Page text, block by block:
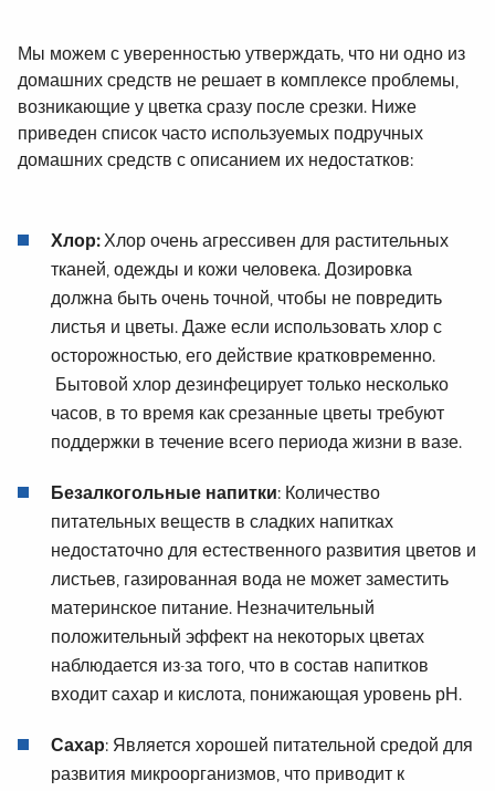
Мы можем с уверенностью утверждать, что ни одно из
домашних средств не решает в комплексе проблемы,
возникающие у цветка сразу после срезки. Ниже
приведен список часто используемых подручных
домашних средств с описанием их недостатков:
Хлор:Хлор очень агрессивен для растительных
тканей, одежды и кожи человека. Дозировка
должна быть очень точной, чтобы не повредить
листья и цветы. Даже если использовать хлор с
осторожностью, его действие кратковременно.
Бытовой хлор дезинфецирует только несколько
часов, в то время как срезанные цветы требуют
поддержки в течение всего периода жизни в вазе.
Безалкогольные напитки: Количество
питательных веществ в сладких напитках
недостаточно для естественного развития цветов и
листьев, газированная вода не может заместить
материнское питание. Незначительный
положительный эффект на некоторых цветах
наблюдается из-за того, что в состав напитков
входит сахар и кислота, понижающая уровень рН.
Сахар: Является хорошей питательной средой для
развития микроорганизмов, что приводит к